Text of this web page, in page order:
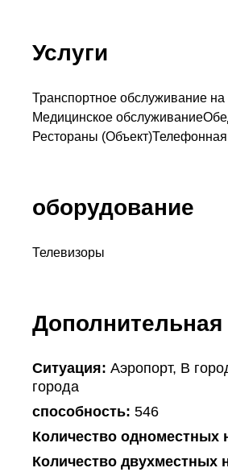
Услуги
Транспортное обслуживание на
Медицинское обслуживание
Рестораны (Объект)
оборудование
Телевизоры
Ситуация: Аэропорт, В
города
способность: 546
Количество одноместных
Количество двухместных